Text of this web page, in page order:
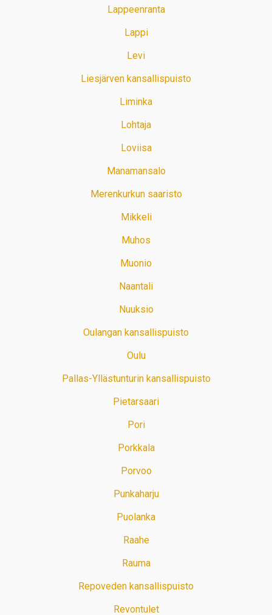
Lappeenranta
Lappi
Levi
Liesjärven kansallispuisto
Liminka
Lohtaja
Loviisa
Manamansalo
Merenkurkun saaristo
Mikkeli
Muhos
Muonio
Naantali
Nuuksio
Oulangan kansallispuisto
Oulu
Pallas-Yllästunturin kansallispuisto
Pietarsaari
Pori
Porkkala
Porvoo
Punkaharju
Puolanka
Raahe
Rauma
Repoveden kansallispuisto
Revontulet